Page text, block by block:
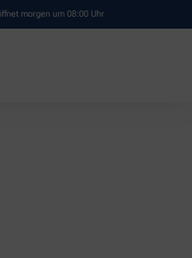
morgen um 08:00 Uhr